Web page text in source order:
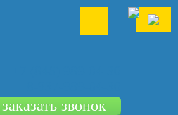
заказать звонок